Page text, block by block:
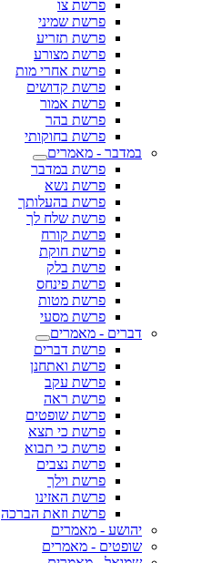
פרשת צו
פרשת שמיני
פרשת תזריע
פרשת מצורע
פרשת אחרי מות
פרשת קדושים
פרשת אמור
פרשת בהר
פרשת בחוקותי
במדבר - מאמרים
פרשת במדבר
פרשת נשא
פרשת בהעלותך
פרשת שלח לך
פרשת קורח
פרשת חוקת
פרשת בלק
פרשת פינחס
פרשת מטות
פרשת מסעי
דברים - מאמרים
פרשת דברים
פרשת ואתחנן
פרשת עקב
פרשת ראה
פרשת שופטים
פרשת כי תצא
פרשת כי תבוא
פרשת נצבים
פרשת וילך
פרשת האזינו
פרשת וזאת הברכה
יהושע - מאמרים
שופטים - מאמרים